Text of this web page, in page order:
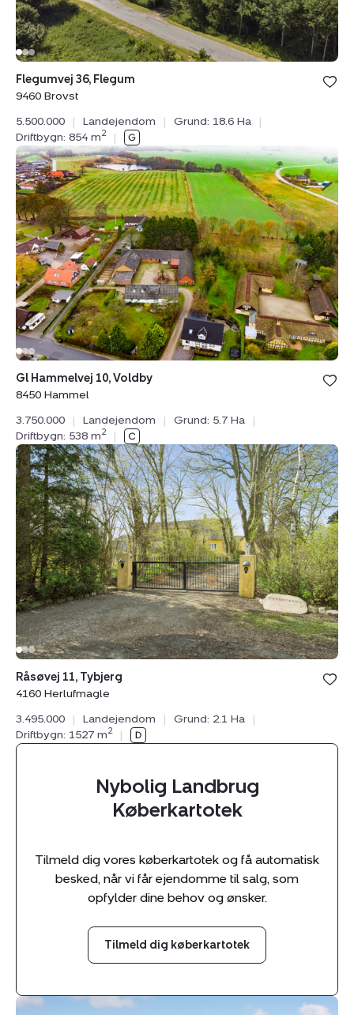
Bolig er
under
Flegumvej 36, Flegum
9460 Brovst
5.500.000
| Landejendom | Grund: 18.6 Ha
|
Driftbygn: 854 m2 |
Landejendom:
Gl
Hammelvej
10,
Voldby,
8450
Hammel
Bolig er
under
Gl Hammelvej 10, Voldby
8450 Hammel
3.750.000
| Landejendom | Grund: 5.7 Ha
|
Driftbygn: 538 m2 |
Landejendom:
Råsøvej
11,
Tybjerg,
4160
Herlufmagle
Bolig er
under
Råsøvej 11, Tybjerg
4160 Herlufmagle
3.495.000
| Landejendom | Grund: 2.1 Ha
|
Driftbygn: 1527 m2 |
Nybolig Landbrug
Køberkartotek
Tilmeld dig vores køberkartotek og få automatisk
besked, når vi får ejendomme til salg, som
opfylder dine behov og ønsker.
Tilmeld dig køberkartotek
Landejendom: